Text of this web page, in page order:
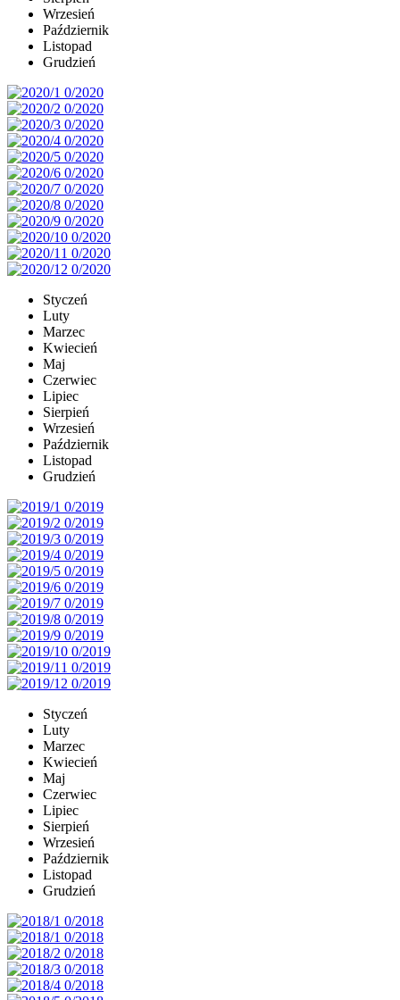
Wrzesień
Październik
Listopad
Grudzień
Styczeń
Luty
Marzec
Kwiecień
Maj
Czerwiec
Lipiec
Sierpień
Wrzesień
Październik
Listopad
Grudzień
Styczeń
Luty
Marzec
Kwiecień
Maj
Czerwiec
Lipiec
Sierpień
Wrzesień
Październik
Listopad
Grudzień